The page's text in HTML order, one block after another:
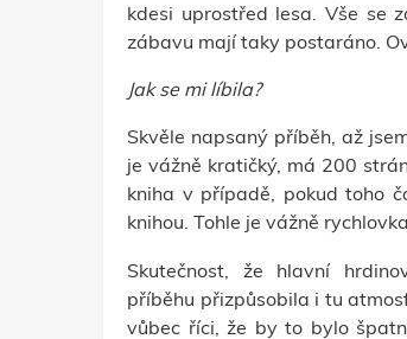
kdesi uprostřed lesa. Vše se
zábavu mají taky postaráno.
Jak se mi líbila?
Skvěle napsaný příběh, až
je vážně kratičký, má 200
kniha v případě, pokud toho
knihou. Tohle je vážně rychlovka
Skutečnost, že hlavní
příběhu přizpůsobila i tu
vůbec říci, že by to bylo